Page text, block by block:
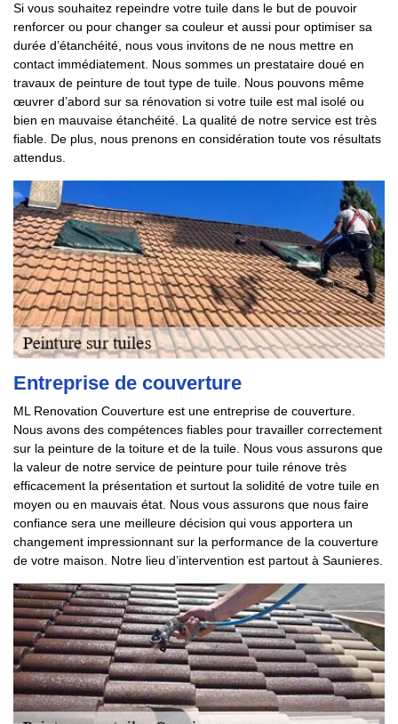
Si vous souhaitez repeindre votre tuile dans le but de pouvoir
renforcer ou pour changer sa couleur et aussi pour optimiser sa
durée d’étanchéité, nous vous invitons de ne nous mettre en
contact immédiatement. Nous sommes un prestataire doué en
travaux de peinture de tout type de tuile. Nous pouvons même
œuvrer d’abord sur sa rénovation si votre tuile est mal isolé ou
bien en mauvaise étanchéité. La qualité de notre service est très
fiable. De plus, nous prenons en considération toute vos résultats
attendus.
Entreprise de couverture
ML Renovation Couverture est une entreprise de couverture.
Nous avons des compétences fiables pour travailler correctement
sur la peinture de la toiture et de la tuile. Nous vous assurons que
la valeur de notre service de peinture pour tuile rénove très
efficacement la présentation et surtout la solidité de votre tuile en
moyen ou en mauvais état. Nous vous assurons que nous faire
confiance sera une meilleure décision qui vous apportera un
changement impressionnant sur la performance de la couverture
de votre maison. Notre lieu d’intervention est partout à Saunieres.